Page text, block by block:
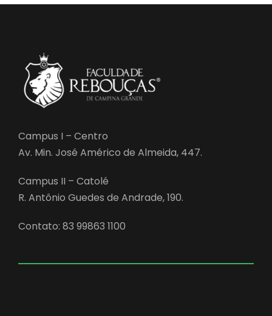
Campus I – Centro
Av. Min. José Américo de Almeida, 447.
Campus II – Catolé
R. Antônio Guedes de Andrade, 190.
Contato: 83 99863 1100